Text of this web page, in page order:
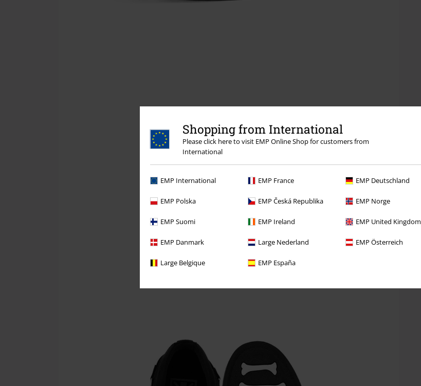
Shopping from International
Please click here to visit EMP Online Shop for customers from
International
EMP International EMP France EMP Deutschland
EMP Polska EMP Česká Republika EMP Norge
EMP Suomi EMP Ireland EMP United Kingdom
EMP Danmark Large Nederland EMP Österreich
Large Belgique EMP España